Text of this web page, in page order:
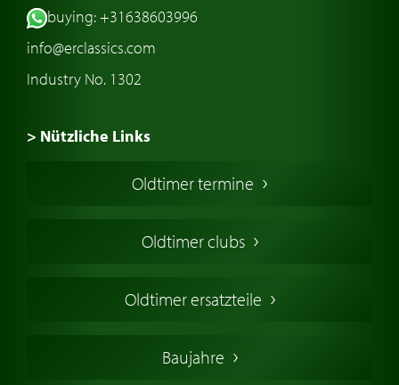
buying: +31638603996
info@erclassics.com
Industry No. 1302
> Nützliche Links
Oldtimers in Europa
Englische Oldtimer
Deutsche Oldtimer
Schwedische Oldtimer
Oldtimer termine
Oldtimer clubs
Oldtimer ersatzteile
Baujahre